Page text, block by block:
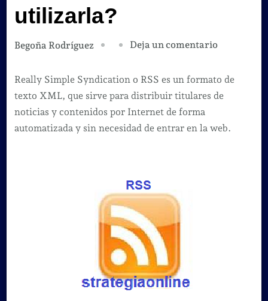
utilizarla?
Begoña Rodríguez Deja un comentarioen
es
una
Y
Really Simple Syndication o RSS es un formato de
texto XML, que sirve para distribuir titulares de
noticias y contenidos por Internet de forma
automatizada y sin necesidad de entrar en la web.